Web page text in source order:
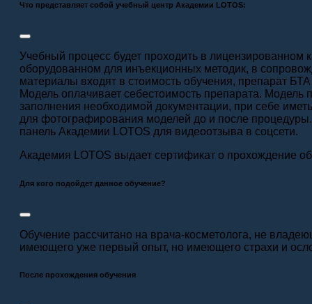
Что представляет собой учебный центр Академии LOTOS:
Учебный процесс будет проходить в лицензированном
оборудованном для инъекционных методик, в
материалы входят в стоимость обучения, препарат
Модель оплачивает себестоимость препарата. Модель
заполнения необходимой документации, при себе
для фотографирования моделей до и после
панель Академии LOTOS для видеоотзыва в соцсети.
Академия LOTOS выдает сертификат о прохождение
Для кого подойдет данное обучение?
Обучение рассчитано на врача-косметолога, не
имеющего уже первый опыт, но имеющего страхи и
После прохождения обучения